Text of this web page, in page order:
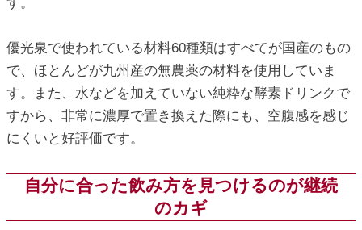
優光泉で使われている材料60種類はすべてが国産のもの
で、ほとんどが九州産の無農薬の材料を使用していま
す。また、水などを加えていない純粋な酵素ドリンクで
すから、非常に濃厚で置き換えた際にも、空腹感を感じ
にくいと好評価です。
自分に合った飲み方を見つけるのが継続
のカギ